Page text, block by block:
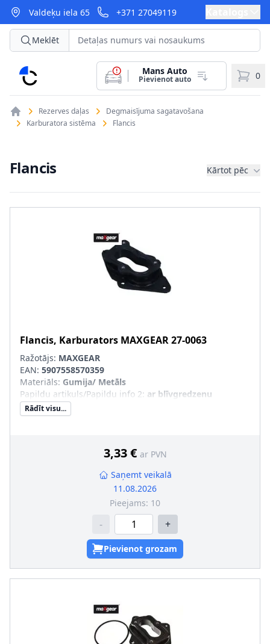
Valdeķu iela 65 +371 27049119
CarParts
Meklēt
Mans Auto
Pievienot auto 0
Rezerves daļas
Degmaisījuma sagatavošana
Karburatora sistēma
Flancis
Flancis Kārtot pēc
Flancis, Karburators MAXGEAR27-0063
Ražotājs: MAXGEAR
EAN: 5907558570359
Materiāls: Gumija/ Metāls
Papildu artikuls/Papildu info 2: ar blīvgredzenu
Rādīt visu...
3,33 € ar PVN
Saņemt veikalā
11.08.2026
Pieejams: 10
- +
Pievienot grozam